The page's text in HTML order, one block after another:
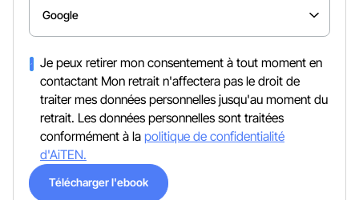
Je peux retirer mon consentement à tout moment en
contactant Mon retrait n'affectera pas le droit de
traiter mes données personnelles jusqu'au moment du
retrait. Les données personnelles sont traitées
conformément à la politique de confidentialité
d'AiTEN.
Télécharger l'ebook